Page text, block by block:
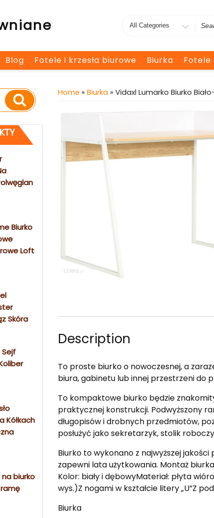
Search
Blog Fotele i krzesła biurowe Biurka Fotele
Search
Biurko
Loft
Skóra
Kółkach
na biurko
Home » Biurka » Vidaxl Lumarko Biurko
Description
To proste biurko o nowoczesnej, a
biura, gabinetu lub innej przestrzeni do
To kompaktowe biurko będzie
praktycznej konstrukcji. Podwyższony
długopisów i drobnych przedmiotów,
posłużyć jako sekretarzyk, stolik
Biurko to wykonano z najwyższej
zapewni lata użytkowania. Montaż
Kolor: biały i dębowyMateriał: płyta
wys.)Z nogami w kształcie litery „U”Z
Biurka